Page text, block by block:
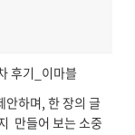
후기_이마블
안하며, 한 장의 글
만들어 보는 소중